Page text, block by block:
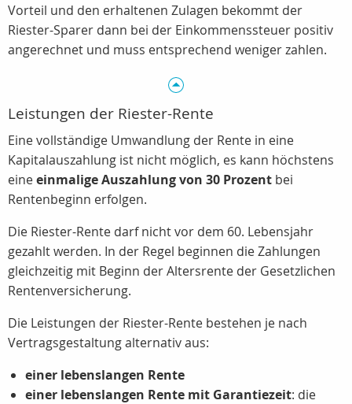
Vorteil und den erhaltenen Zulagen bekommt der
Riester-Sparer dann bei der Einkommenssteuer positiv
angerechnet und muss entsprechend weniger zahlen.
Leistungen der Riester-Rente
Eine vollständige Umwandlung der Rente in eine
Kapitalauszahlung ist nicht möglich, es kann höchstens
eineeinmalige Auszahlung von 30 Prozent bei
Rentenbeginn erfolgen.
Die Riester-Rente darf nicht vor dem 60. Lebensjahr
gezahlt werden. In der Regel beginnen die Zahlungen
gleichzeitig mit Beginn der Altersrente der Gesetzlichen
Rentenversicherung.
Die Leistungen der Riester-Rente bestehen je nach
Vertragsgestaltung alternativ aus:
einer lebenslangen Rente
einer lebenslangen Rente mit Garantiezeit: die